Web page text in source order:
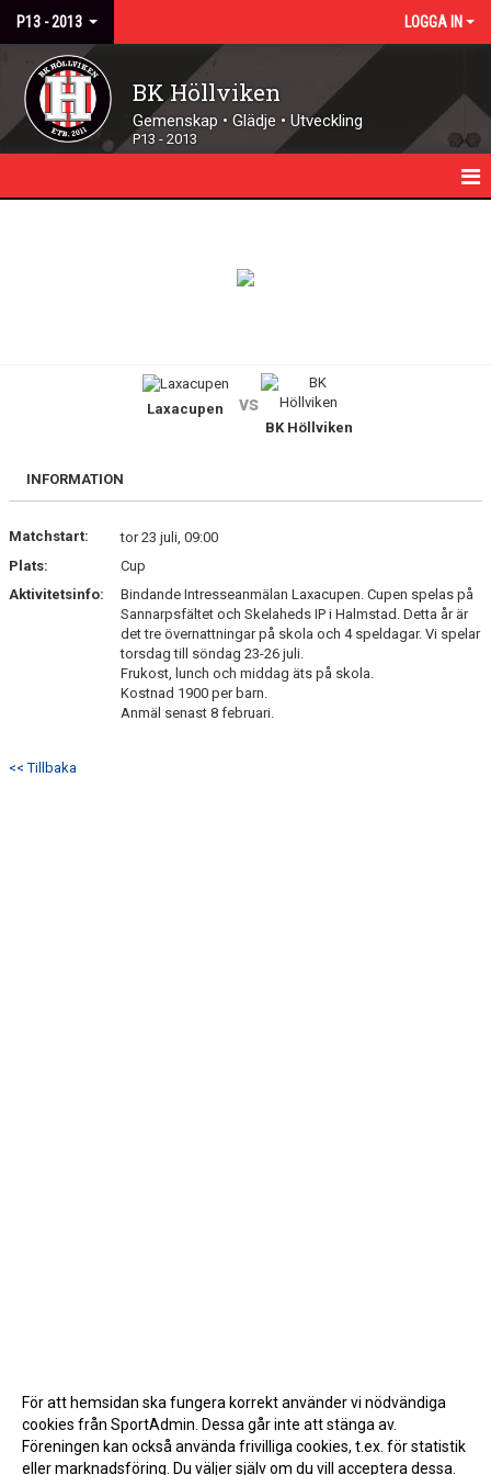
P13 - 2013 LOGGA IN
BK Höllviken
Gemenskap • Glädje • Utveckling
P13 - 2013
BILDGALLERI
Laxacupen vs
BK Höllviken
INFORMATION
Matchstart:
tor 23 juli, 09:00
Plats:
Cup
Aktivitetsinfo:
Bindande Intresseanmälan Laxacupen. Cupen spelas på
Sannarpsfältet och Skelaheds IP i Halmstad. Detta år är
det tre övernattningar på skola och 4 speldagar. Vi spelar
torsdag till söndag 23-26 juli.
Frukost, lunch och middag äts på skola.
Kostnad 1900 per barn.
Anmäl senast 8 februari.
<< Tillbaka
För att hemsidan ska fungera korrekt använder vi nödvändiga
cookies från SportAdmin. Dessa går inte att stänga av.
Föreningen kan också använda frivilliga cookies, t.ex. för statistik
eller marknadsföring. Du väljer själv om du vill acceptera dessa.